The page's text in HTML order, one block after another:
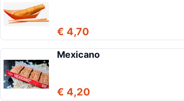
€ 4,70
Mexicano
€ 4,20